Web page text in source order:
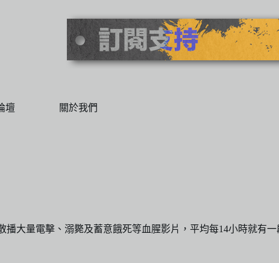
壇 關於我們
大量電擊、溺斃及蓄意餓死等血腥影片，平均每14小時就有